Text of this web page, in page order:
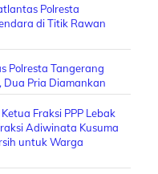
Polresta
di Titik Rawan
Polresta Tangerang
Dua Pria Diamankan
Fraksi PPP Lebak
Adiwinata Kusuma
untuk Warga